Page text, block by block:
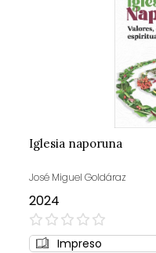
Iglesia naporuna
José Miguel Goldáraz
2024
0%
Impreso